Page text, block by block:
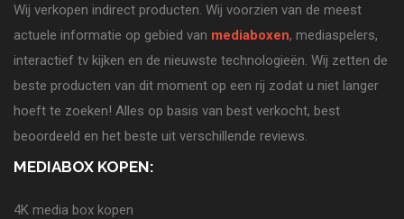
Wij verkopen indirect producten. Wij voorzien van de meest
actuele informatie op gebied van mediaboxen, mediaspelers,
interactief tv kijken en de nieuwste technologieën. Wij zetten de
beste producten van dit moment op een rij zodat u niet langer
hoeft te zoeken! Alles op basis van best verkocht, best
beoordeeld en het beste uit verschillende reviews.
MEDIABOX KOPEN:
4K media box kopen